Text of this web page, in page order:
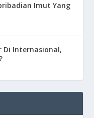
Imut Yang
Di Internasional,